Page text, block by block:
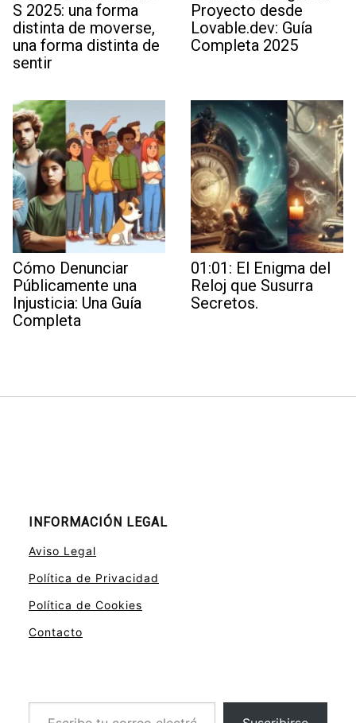
S 2025: una forma
distinta de moverse,
una forma distinta de
sentir
Proyecto desde
Lovable.dev: Guía
Completa 2025
Cómo Denunciar
Públicamente una
Injusticia: Una Guía
Completa
01:01: El Enigma del
Reloj que Susurra
Secretos.
INFORMACIÓN LEGAL
Aviso Legal
Política de Privacidad
Política de Cookies
Contacto
Escribe tu correo electrónico…